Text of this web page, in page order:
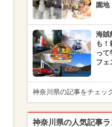
園地
海賊
も！
って
フェ
神奈川県の記事をチェッ
神奈川県の人気記事